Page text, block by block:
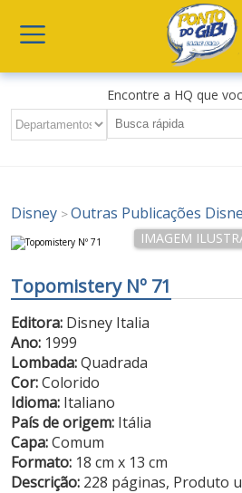
Encontre a HQ que
Disney >Outras Publicações
Topomistery Nº 71
Editora: Disney Italia
Ano: 1999
Lombada:Quadrada
Cor:Colorido
Idioma: Italiano
País de origem: Itália
Capa:Comum
Formato: 18 cm x 13 cm
Descrição: 228 páginas, Produto